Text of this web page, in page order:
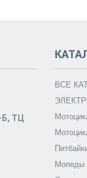
ТЦ
ВСЕ
Мопеды